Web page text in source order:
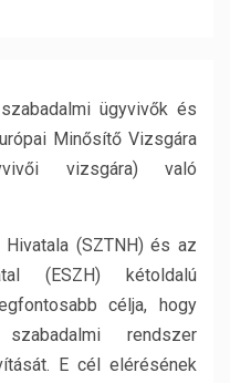
ügyvivők és
Minősítő Vizsgára
vizsgára) való
(SZTNH) és az
(ESZH) kétoldalú
célja, hogy
rendszer
E cél elérésének